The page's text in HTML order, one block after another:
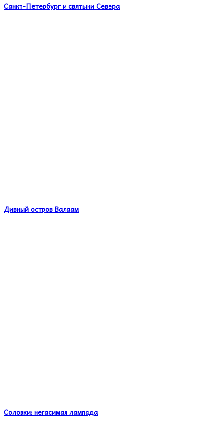
Санкт-Петербург и святыни Севера
Дивный остров Валаам
Соловки: негасимая лампада